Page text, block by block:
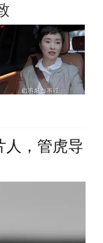
人，管虎导